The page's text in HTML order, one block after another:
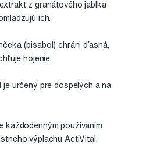
z granátového jablka
ich.
(bisabol) chráni ďasná,
hojenie.
je určený pre dospelých a na
každodenným používaním
výplachu ActiVital.